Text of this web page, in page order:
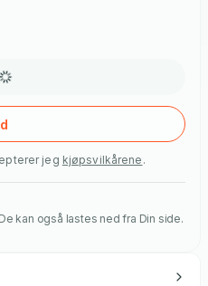
kompass. Morten Goodwin (f.
ved Universitet i Agder, og
jeg kjøpsvilkårene .
kan også lastes ned fra Din side.